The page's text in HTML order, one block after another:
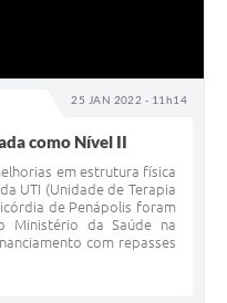
25 JAN 2022 - 11h14
como Nível II
em estrutura física
UTI (Unidade de Terapia
de Penápolis foram
Ministério da Saúde na
com repasses